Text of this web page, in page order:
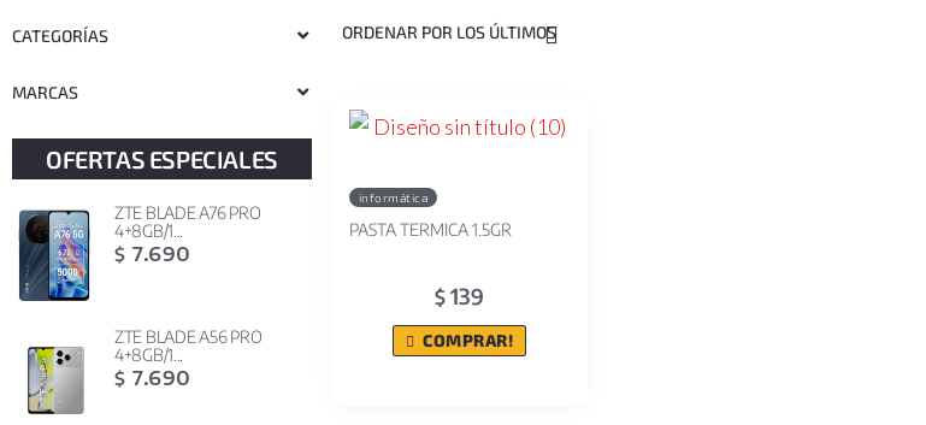
CATEGORÍAS
MARCAS
OFERTAS ESPECIALES
ZTE BLADE A76 PRO
4+8GB/1...
$ 7.690
ZTE BLADE A56 PRO
4+8GB/1...
$ 7.690
informática
PASTA TERMICA 1.5GR
$ 139
COMPRAR!